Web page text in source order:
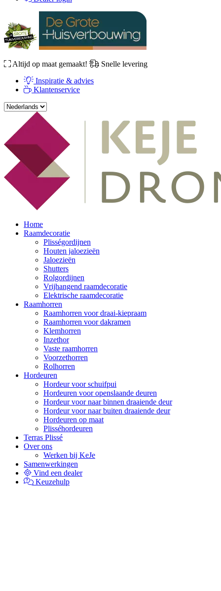
Altijd op maat gemaakt!
Snelle levering
Inspiratie & advies
Klantenservice
Home
Raamdecoratie
Plisségordijnen
Houten jaloezieën
Jaloezieën
Shutters
Rolgordijnen
Vrijhangend raamdecoratie
Elektrische raamdecoratie
Raamhorren
Raamhorren voor draai-kiepraam
Raamhorren voor dakramen
Klemhorren
Inzethor
Vaste raamhorren
Voorzethorren
Rolhorren
Hordeuren
Hordeur voor schuifpui
Hordeuren voor openslaande deuren
Hordeur voor naar binnen draaiende deur
Hordeur voor naar buiten draaiende deur
Hordeuren op maat
Plisséhordeuren
Terras Plissé
Over ons
Werken bij KeJe
Samenwerkingen
Vind een dealer
Keuzehulp